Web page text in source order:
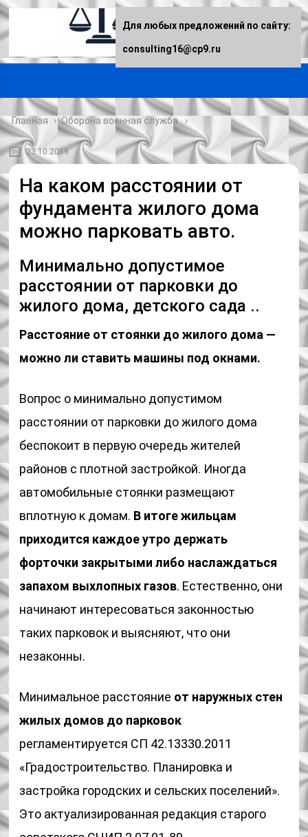
Главная › Оборона военная служба
23.10.2019
На каком расстоянии от
фундамента жилого дома
можно парковать авто.
Минимально допустимое
расстоянии от парковки до
жилого дома, детского сада ..
Расстояние от стоянки до жилого дома —
можно ли ставить машины под окнами.
Вопрос о минимально допустимом
расстоянии от парковки до жилого дома
беспокоит в первую очередь жителей
районов с плотной застройкой. Иногда
автомобильные стоянки размещают
вплотную к домам. В итоге жильцам
приходится каждое утро держать
форточки закрытыми либо наслаждаться
запахом выхлопных газов. Естественно, они
начинают интересоваться законностью
таких парковок и выясняют, что они
незаконны.
Минимальное расстояние от наружных стен
жилых домов до парковок
регламентируется СП 42.13330.2011
«Градостроительство. Планировка и
застройка городских и сельских поселений».
Это актуализированная редакция старого
Для любых предложений по сайту:
consulting16@cp9.ru